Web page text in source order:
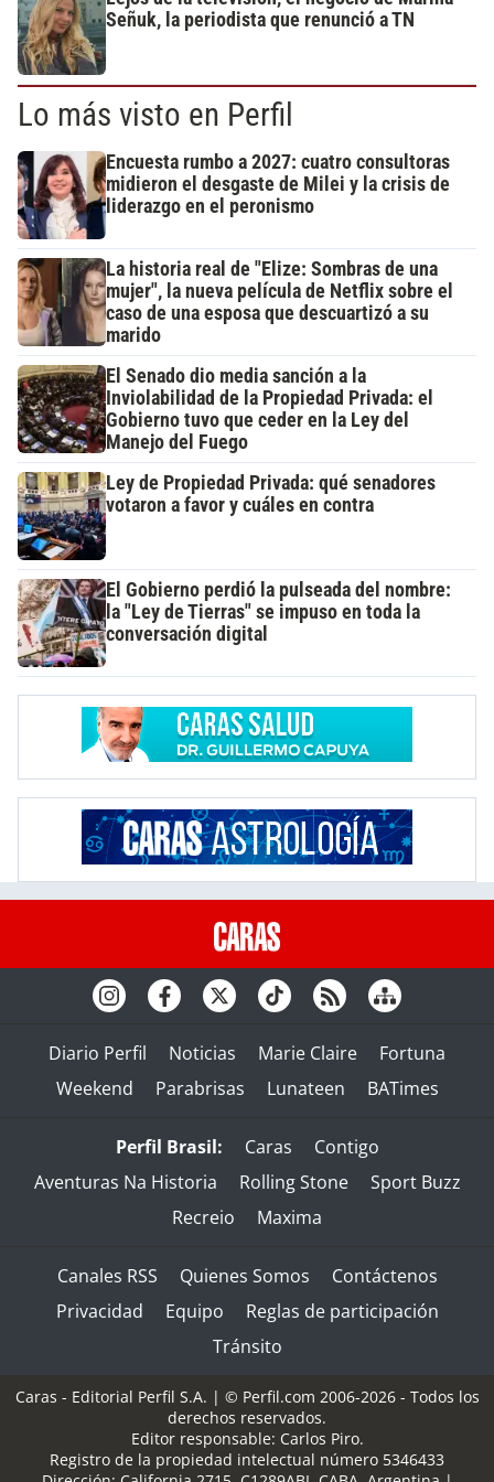
Señuk, la periodista que renunció a TN
Lo más visto en Perfil
Encuesta rumbo a 2027: cuatro consultoras
midieron el desgaste de Milei y la crisis de
liderazgo en el peronismo
La historia real de "Elize: Sombras de una
mujer", la nueva película de Netflix sobre el
caso de una esposa que descuartizó a su
marido
El Senado dio media sanción a la
Inviolabilidad de la Propiedad Privada: el
Gobierno tuvo que ceder en la Ley del
Manejo del Fuego
Ley de Propiedad Privada: qué senadores
votaron a favor y cuáles en contra
El Gobierno perdió la pulseada del nombre:
la "Ley de Tierras" se impuso en toda la
conversación digital
Diario Perfil Noticias Marie Claire
Fortuna
Weekend
Parabrisas Lunateen BATimes
Perfil Brasil: Caras
Contigo
Aventuras Na Historia
Rolling Stone
Sport Buzz
Recreio
Maxima
Canales RSS Quienes Somos
Contáctenos
Privacidad
Equipo
Reglas de participación
Tránsito
Caras - Editorial Perfil S.A. | © Perfil.com 2006-2026 - Todos los
derechos reservados.
Editor responsable: Carlos Piro.
Registro de la propiedad intelectual número 5346433